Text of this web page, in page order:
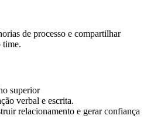
de processo e compartilhar
time.
superior
verbal e escrita.
relacionamento e gerar confiança